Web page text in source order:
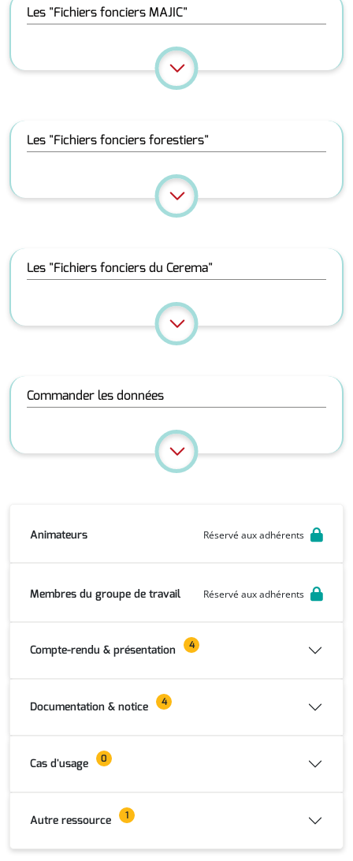
Les "Fichiers fonciers MAJIC"
Les "Fichiers fonciers forestiers"
Les "Fichiers fonciers du Cerema"
Commander les données
Animateurs Réservé aux adhérents
Membres du groupe de travail Réservé aux adhérents
Compte-rendu & présentation 4
Documentation & notice 4
Cas d'usage 0
Autre ressource 1